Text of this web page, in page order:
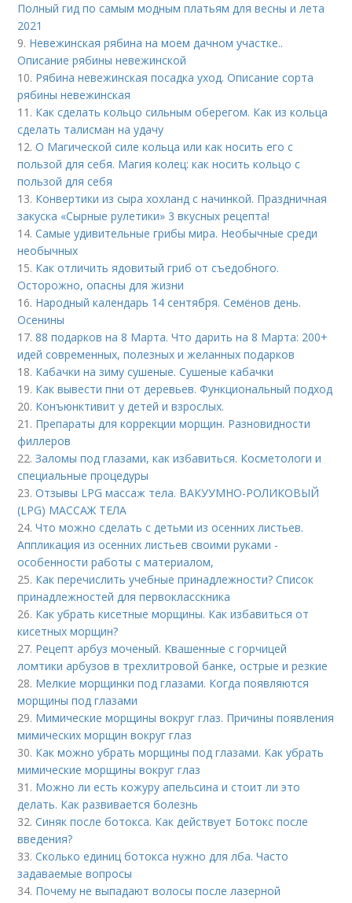
Полный гид по самым модным платьям для весны и лета
2021
9. Невежинская рябина на моем дачном участке..
Описание рябины невежинской
10. Рябина невежинская посадка уход. Описание сорта
рябины невежинская
11. Как сделать кольцо сильным оберегом. Как из кольца
сделать талисман на удачу
12.О Магической силе кольца или как носить его с
пользой для себя. Магия колец: как носить кольцо с
пользой для себя
13. Конвертики из сыра хохланд с начинкой. Праздничная
закуска «Сырные рулетики» 3 вкусных рецепта!
14.Самые удивительные грибы мира. Необычные среди
необычных
15. Как отличить ядовитый гриб от съедобного.
Осторожно, опасны для жизни
16. Народный календарь 14 сентября. Семёнов день.
Осенины
17.88 подарков на 8 Марта. Что дарить на 8 Марта: 200+
идей современных, полезных и желанных подарков
18. Кабачки на зиму сушеные. Сушеные кабачки
19. Как вывести пни от деревьев. Функциональный подход
20. Конъюнктивит у детей и взрослых.
21. Препараты для коррекции морщин. Разновидности
филлеров
22.Заломы под глазами, как избавиться. Косметологи и
специальные процедуры
23.Отзывы LPG массаж тела. ВАКУУМНО-РОЛИКОВЫЙ
(LPG) МАССАЖ ТЕЛА
24.Что можно сделать с детьми из осенних листьев.
Аппликация из осенних листьев своими руками -
особенности работы с материалом,
25. Как перечислить учебные принадлежности? Список
принадлежностей для первокласскника
26. Как убрать кисетные морщины. Как избавиться от
кисетных морщин?
27. Рецепт арбуз моченый. Квашенные с горчицей
ломтики арбузов в трехлитровой банке, острые и резкие
28. Мелкие морщинки под глазами. Когда появляются
морщины под глазами
29. Мимические морщины вокруг глаз. Причины появления
мимических морщин вокруг глаз
30. Как можно убрать морщины под глазами. Как убрать
мимические морщины вокруг глаз
31. Можно ли есть кожуру апельсина и стоит ли это
делать. Как развивается болезнь
32.Синяк после ботокса. Как действует Ботокс после
введения?
33.Сколько единиц ботокса нужно для лба. Часто
задаваемые вопросы
34. Почему не выпадают волосы после лазерной